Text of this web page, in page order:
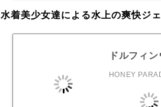
水着美少女達による水上の爽快ジ
ドルフィ
HONEY